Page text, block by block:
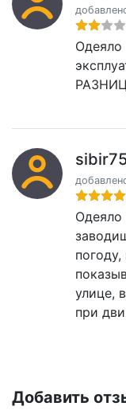
Одеяло
Одеяло
улице,
при
Добавить